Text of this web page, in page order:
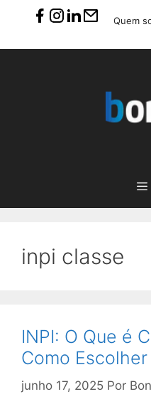
Quem
inpi classe
INPI: O Que é
Como
junho 17, 2025 Por